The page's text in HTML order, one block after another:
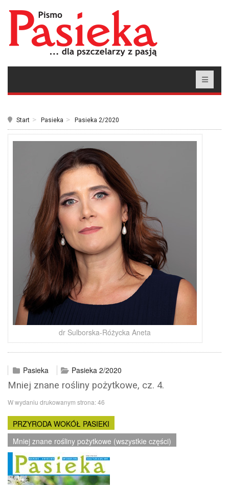
Start Pasieka Pasieka 2/2020
dr Sulborska-Różycka Aneta
Pasieka Pasieka 2/2020
Mniej znane rośliny pożytkowe, cz. 4.
W wydaniu drukowanym strona:46
PRZYRODA WOKÓŁ PASIEKI
Mniej znane rośliny pożytkowe (wszystkie części)